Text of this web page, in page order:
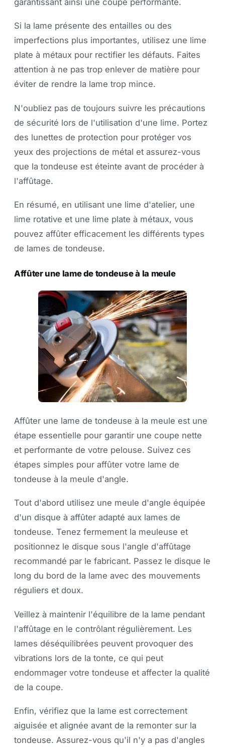
Si la lame présente des entailles ou des
imperfections plus importantes, utilisez une lime
plate à métaux pour rectifier les défauts. Faites
attention à ne pas trop enlever de matière pour
éviter de rendre la lame trop mince.
N'oubliez pas de toujours suivre les précautions
de sécurité lors de l'utilisation d'une lime. Portez
des lunettes de protection pour protéger vos
yeux des projections de métal et assurez-vous
que la tondeuse est éteinte avant de procéder à
l'affûtage.
En résumé, en utilisant une lime d'atelier, une
lime rotative et une lime plate à métaux, vous
pouvez affûter efficacement les différents types
de lames de tondeuse.
Affûter une lame de tondeuse à la meule
Affûter une lame de tondeuse à la meule est une
étape essentielle pour garantir une coupe nette
et performante de votre pelouse. Suivez ces
étapes simples pour affûter votre lame de
tondeuse à la meule d'angle.
Tout d'abord utilisez une meule d'angle équipée
d'un disque à affûter adapté aux lames de
tondeuse. Tenez fermement la meuleuse et
positionnez le disque sous l'angle d'affûtage
recommandé par le fabricant. Passez le disque le
long du bord de la lame avec des mouvements
réguliers et doux.
Veillez à maintenir l'équilibre de la lame pendant
l'affûtage en le contrôlant régulièrement. Les
lames déséquilibrées peuvent provoquer des
vibrations lors de la tonte, ce qui peut
endommager votre tondeuse et affecter la qualité
de la coupe.
Enfin, vérifiez que la lame est correctement
aiguisée et alignée avant de la remonter sur la
tondeuse. Assurez-vous qu'il n'y a pas d'angles